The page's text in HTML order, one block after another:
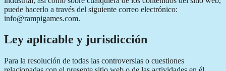
puede hacerlo a través del siguiente correo electrónico:
info@rampigames.com.
Ley aplicable y jurisdicción
Para la resolución de todas las controversias o cuestiones